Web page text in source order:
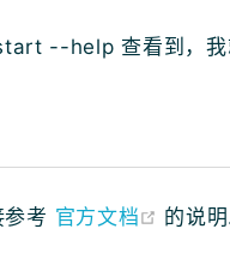
--help 查看到，我
考 官方文档 的说